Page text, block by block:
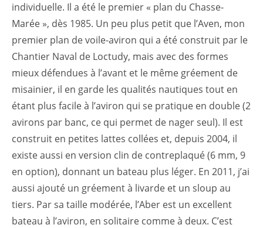
individuelle. Il a été le premier « plan du Chasse-
Marée », dès 1985. Un peu plus petit que l’Aven, mon
premier plan de voile-aviron qui a été construit par le
Chantier Naval de Loctudy, mais avec des formes
mieux défendues à l’avant et le même gréement de
misainier, il en garde les qualités nautiques tout en
étant plus facile à l’aviron qui se pratique en double (2
avirons par banc, ce qui permet de nager seul). Il est
construit en petites lattes collées et, depuis 2004, il
existe aussi en version clin de contreplaqué (6 mm, 9
en option), donnant un bateau plus léger. En 2011, j’ai
aussi ajouté un gréement à livarde et un sloup au
tiers. Par sa taille modérée, l’Aber est un excellent
bateau à l’aviron, en solitaire comme à deux. C’est